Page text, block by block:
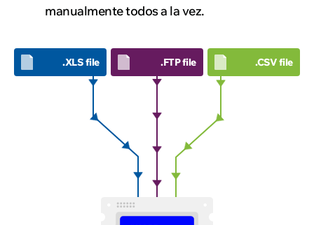
manualmente todos a la vez.
.XLS file .FTP file .CSV file